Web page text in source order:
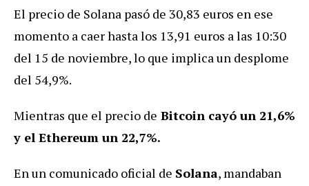
El precio de Solana pasó de 30,83 euros en ese
momento a caer hasta los 13,91 euros a las 10:30
del 15 de noviembre, lo que implica un desplome
del 54,9%.
Mientras que el precio de Bitcoin cayó un 21,6%
y el Ethereum un 22,7%.
En un comunicado oficial de Solana, mandaban